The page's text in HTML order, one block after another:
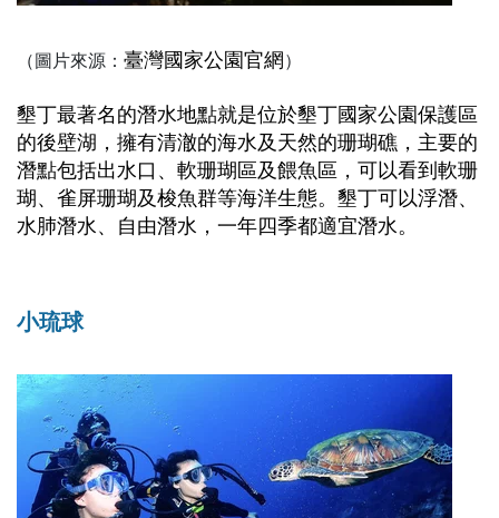
（圖片來源： 臺灣國家公園官網）
墾丁最著名的潛水地點就是位於墾丁國家公園保護區
的後壁湖，擁有清澈的海水及天然的珊瑚礁，主要的
潛點包括出水口、軟珊瑚區及餵魚區，可以看到軟珊
瑚、雀屏珊瑚及梭魚群等海洋生態。墾丁可以浮潛、
水肺潛水、自由潛水，一年四季都適宜潛水。
小琉球